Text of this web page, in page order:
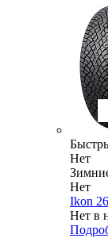
Нет
Нет
Ikon
Нет в